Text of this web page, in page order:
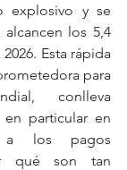
explosivo y se
los 5,4
Esta rápida
para
conlleva
en particular en
los pagos
qué son tan